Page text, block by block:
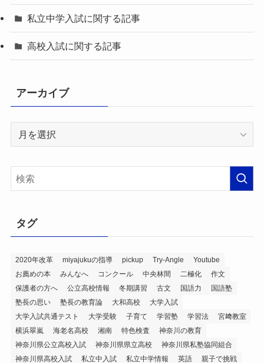
私立中学入試に関する記事
高校入試に関する記事
アーカイブ
イ
タグ
2020年改革 miyajukuの指導 pickup Try-Angle
Youtube
お薦めの本
みんなへ コンクール 中央林間 二極化
作文
保護者の方へ
公立高校情報 冬期講習 古文 国語力
国語塾
塾長の思い
塾長の教育論 大和高校
大学入試
大学入試共通テスト
大学受験 子育て 学習塾 学習法
宮﨑教室
横浜翠嵐
海老名高校 湘南 特色検査
神奈川の教育
神奈川県公立高校入試
神奈川県県立高校
神奈川県私塾協同組合
神奈川県高校入試
私立中入試 私立中学情報 英語 親子で挑戦